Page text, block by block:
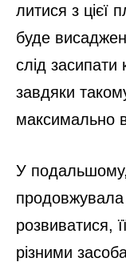
литися з цієї
буде
слід
завдяки
максимально
У
розвиватися,
різними